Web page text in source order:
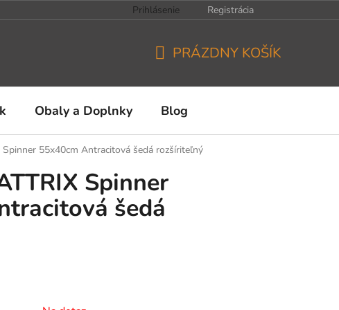
Prihlásenie Registrácia
KOŠÍK
PRÁZDNY KOŠÍK
Obaly a Doplnky Blog
Spinner 55x40cm Antracitová šedá rozšíriteľný
Spinner
šedá